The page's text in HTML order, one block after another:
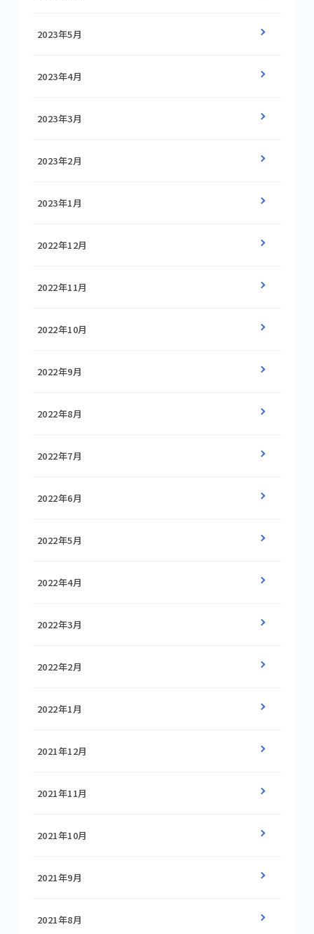
2023年5月
2023年4月
2023年3月
2023年2月
2023年1月
2022年12月
2022年11月
2022年10月
2022年9月
2022年8月
2022年7月
2022年6月
2022年5月
2022年4月
2022年3月
2022年2月
2022年1月
2021年12月
2021年11月
2021年10月
2021年9月
2021年8月